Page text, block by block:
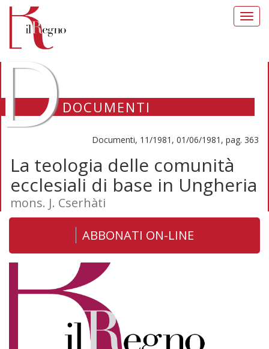
DOCUMENTI
Documenti, 11/1981, 01/06/1981, pag. 363
La teologia delle comunità
ecclesiali di base in Ungheria
mons. J. Cserhàti
ABBONATI ON-LINE